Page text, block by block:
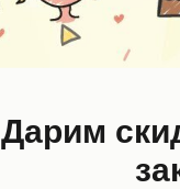
Дарим